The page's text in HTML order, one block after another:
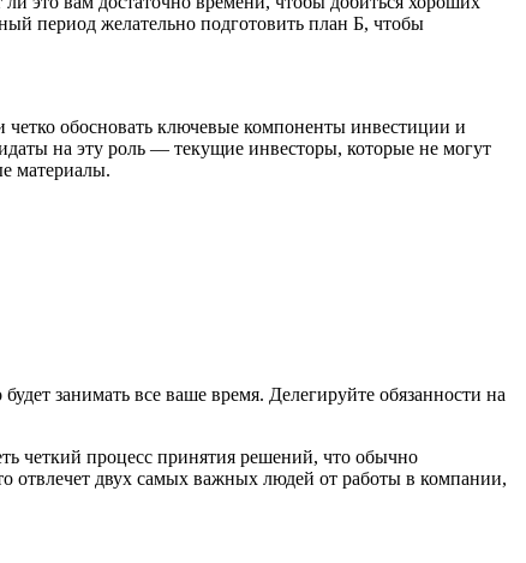
период желательно подготовить план Б, чтобы
обосновать ключевые компоненты инвестиции и
на эту роль — текущие инвесторы, которые не могут
материалы.
занимать все ваше время. Делегируйте обязанности на
четкий процесс принятия решений, что обычно
отвлечет двух самых важных людей от работы в компании,